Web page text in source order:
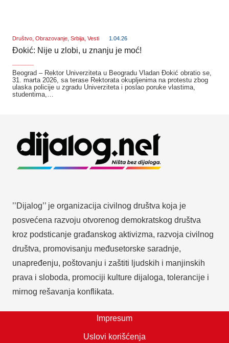
Društvo, Obrazovanje, Srbija, Vesti 1.04.26
Đokić: Nije u zlobi, u znanju je moć!
Beograd – Rektor Univerziteta u Beogradu Vladan Đokić obratio se,
31. marta 2026, sa terase Rektorata okupljenima na protestu zbog
ulaska policije u zgradu Univerziteta i poslao poruke vlastima,
studentima,…
’’Dijalog’’ je organizacija civilnog društva koja je
posvećena razvoju otvorenog demokratskog društva
kroz podsticanje građanskog aktivizma, razvoja civilnog
društva, promovisanju međusetorske saradnje,
unapređenju, poštovanju i zaštiti ljudskih i manjinskih
prava i sloboda, promociji kulture dijaloga, tolerancije i
mirnog rešavanja konflikata.
Impresum
Uslovi korišćenja